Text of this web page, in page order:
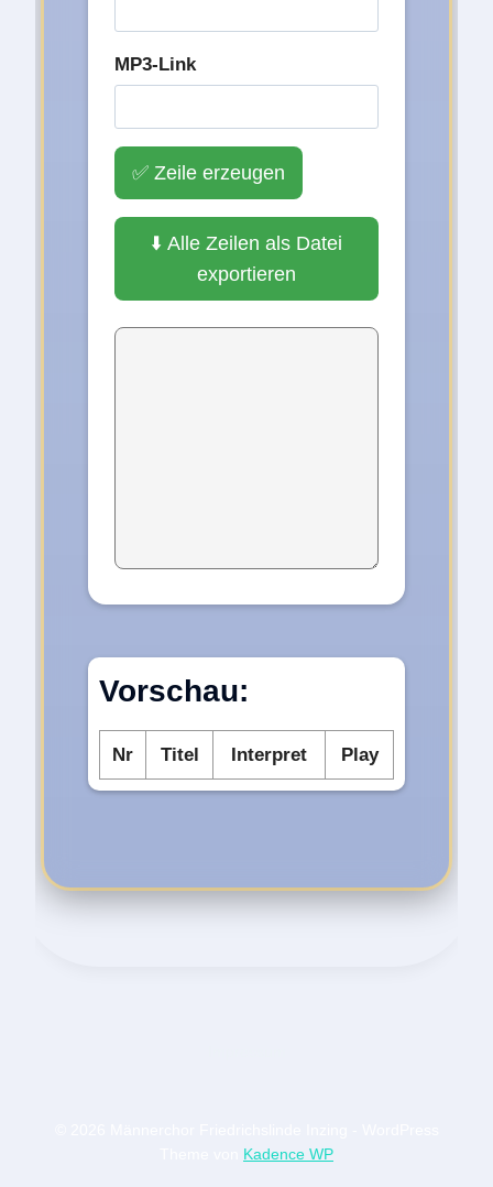
MP3-Link
✅ Zeile erzeugen
⬇️ Alle Zeilen als Datei
exportieren
Vorschau:
Nr Titel Interpret Play
Kadence WP